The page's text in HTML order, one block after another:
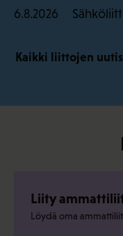
6.8.2026
Kaikki liittojen
Liity
Löydä oma